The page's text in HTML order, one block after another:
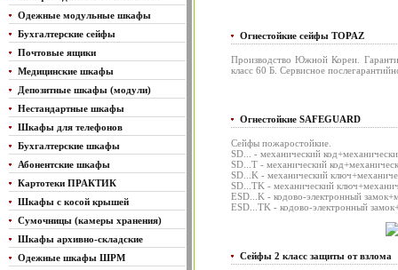
Одежные модульные шкафы
Бухгалтерские сейфы
Почтовые ящики
Медицинские шкафы
Депозитные шкафы (модули)
Нестандартные шкафы
Шкафы для телефонов
Бухгалтерские шкафы
Абонентские шкафы
Картотеки ПРАКТИК
Шкафы с косой крышей
Сумочницы (камеры хранения)
Шкафы архивно-складские
Одежные шкафы ШРМ
Огнестойкие сейфы TOPAZ
Производство Южной Кореи.
класс 60 Б. Сервисное
Огнестойкие SAFEGUARD
Сейфы пожаростойкие.
SD... - механический
SD...T - механический
SD...K - механический
SD...TK - механический
ESD...K - кодово-электронный
ESD...TK - кодово-электронный
Сейфы 2 класс защиты от взлома